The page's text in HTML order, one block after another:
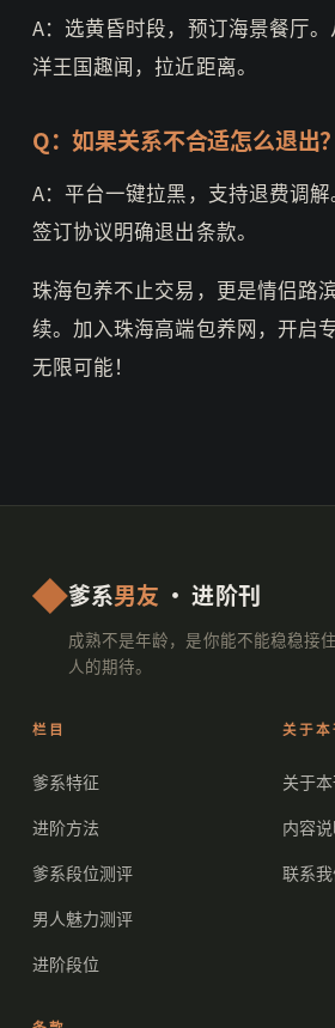
A：选黄昏时段，预订海景餐厅
洋王国趣闻，拉近距离。
Q：如果关系不合适怎么退出？
A：平台一键拉黑，支持退费调解
签订协议明确退出条款。
珠海包养不止交易，更是情侣路
续。加入珠海高端包养网，开启
无限可能！
爹系男友 · 进阶刊
成熟不是年龄，是你能不能稳稳接
人的期待。
栏目
爹系特征
进阶方法
爹系段位测评
男人魅力测评
进阶段位
关于本
关于
内容
联系